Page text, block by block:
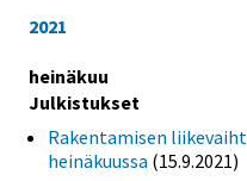
2021
heinäkuu
Julkistukset
Rakentamisen
heinäkuussa (15.9.2021)